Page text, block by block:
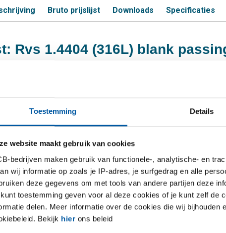
Toestemming Details
website maakt gebruik van cookies
bedrijven maken gebruik van functionele-, analytische- en
wij informatie op zoals je IP-adres, je surfgedrag en alle
deze gegevens om met tools van andere partijen deze
toestemming geven voor al deze cookies of je kunt zelf de
delen. Meer informatie over de cookies die wij
Bekijk hier ons beleid
Bruto prijslijst Downloads Specificaties
Rvs 1.4404 (316L) blank
Rvs blank zeskant 1.4404 (316L) 10 ca 3 mtr passing h11
Rvs blank zeskant 1.4404 (316L) 11 ca 3 mtr passing h11
Rvs blank zeskant 1.4404 (316L) 14 ca 3 mtr passing h11
Rvs blank zeskant 1.4404 (316L) 17 ca 3 mtr passing h11